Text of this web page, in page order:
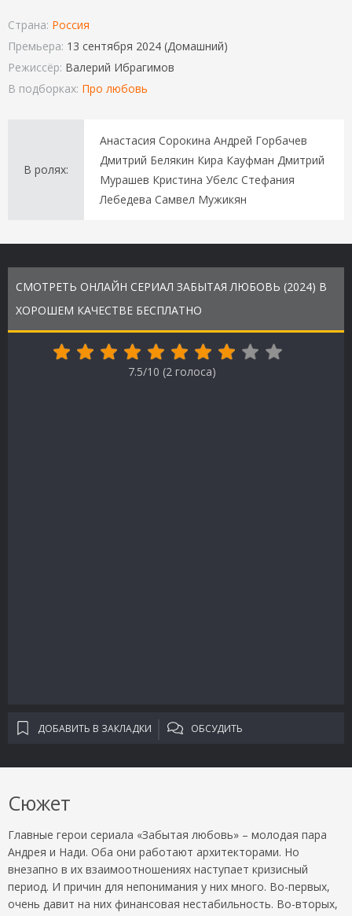
Страна: Россия
Премьера: 13 сентября 2024 (Домашний)
Режиссёр: Валерий Ибрагимов
В подборках: Про любовь
В ролях:
Анастасия Сорокина Андрей Горбачев
Дмитрий Белякин Кира Кауфман Дмитрий
Мурашев Кристина Убелс Стефания
Лебедева Самвел Мужикян
СМОТРЕТЬ ОНЛАЙН СЕРИАЛ ЗАБЫТАЯ ЛЮБОВЬ (2024) В
ХОРОШЕМ КАЧЕСТВЕ БЕСПЛАТНО
7.5/10 (2 голоса)
ДОБАВИТЬ В ЗАКЛАДКИ ОБСУДИТЬ
Сюжет
Главные герои сериала «Забытая любовь» – молодая пара
Андрея и Нади. Оба они работают архитекторами. Но
внезапно в их взаимоотношениях наступает кризисный
период. И причин для непонимания у них много. Во-первых,
очень давит на них финансовая нестабильность. Во-вторых,